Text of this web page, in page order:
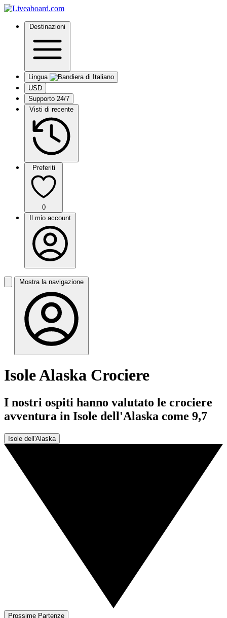
Destinazioni
Lingua
USD
Supporto 24/7
Visti di recente
Preferiti
0
Il mio account
Mostra la navigazione
Isole Alaska Crociere
I nostri ospiti hanno valutato le crociere
avventura in Isole dell'Alaska come 9,7
Isole dell'Alaska
Prossime Partenze